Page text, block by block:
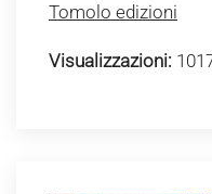
Tomolo edizioni
Visualizzazioni: